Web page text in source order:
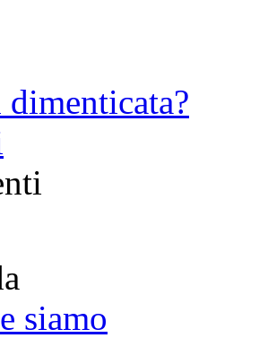
dimenticata?
siamo